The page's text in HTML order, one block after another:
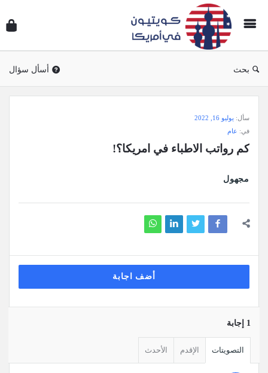
بحث أسأل سؤال
وجواب
أمريكا
سأل: يوليو 16, 2022
في: عام
كم رواتب الاطباء في امريكا؟!
مجهول
أضف اجابة
‫1 إجابة
التصويتات الإقدم الأحدث